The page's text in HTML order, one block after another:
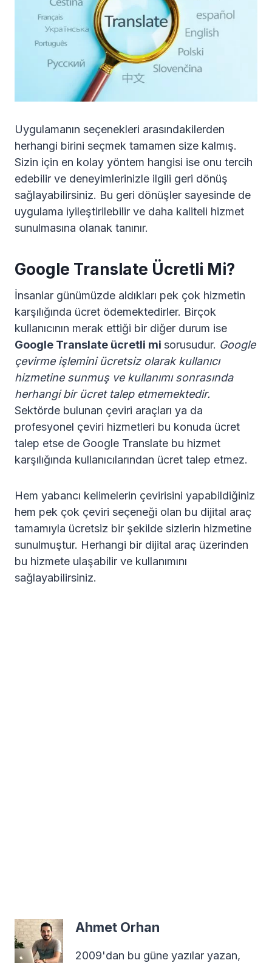
Uygulamanın seçenekleri arasındakilerden
herhangi birini seçmek tamamen size kalmış.
Sizin için en kolay yöntem hangisi ise onu tercih
edebilir ve deneyimlerinizle ilgili geri dönüş
sağlayabilirsiniz. Bu geri dönüşler sayesinde de
uygulama iyileştirilebilir ve daha kaliteli hizmet
sunulmasına olanak tanınır.
Google Translate Ücretli Mi?
İnsanlar günümüzde aldıkları pek çok hizmetin
karşılığında ücret ödemektedirler. Birçok
kullanıcının merak ettiği bir diğer durum ise
Google Translate ücretli mi sorusudur. Google
çevirme işlemini ücretsiz olarak kullanıcı
hizmetine sunmuş ve kullanımı sonrasında
herhangi bir ücret talep etmemektedir.
Sektörde bulunan çeviri araçları ya da
profesyonel çeviri hizmetleri bu konuda ücret
talep etse de Google Translate bu hizmet
karşılığında kullanıcılarından ücret talep etmez.
Hem yabancı kelimelerin çevirisini yapabildiğiniz
hem pek çok çeviri seçeneği olan bu dijital araç
tamamıyla ücretsiz bir şekilde sizlerin hizmetine
sunulmuştur. Herhangi bir dijital araç üzerinden
bu hizmete ulaşabilir ve kullanımını
sağlayabilirsiniz.
Ahmet Orhan
2009'dan bu güne yazılar yazan,